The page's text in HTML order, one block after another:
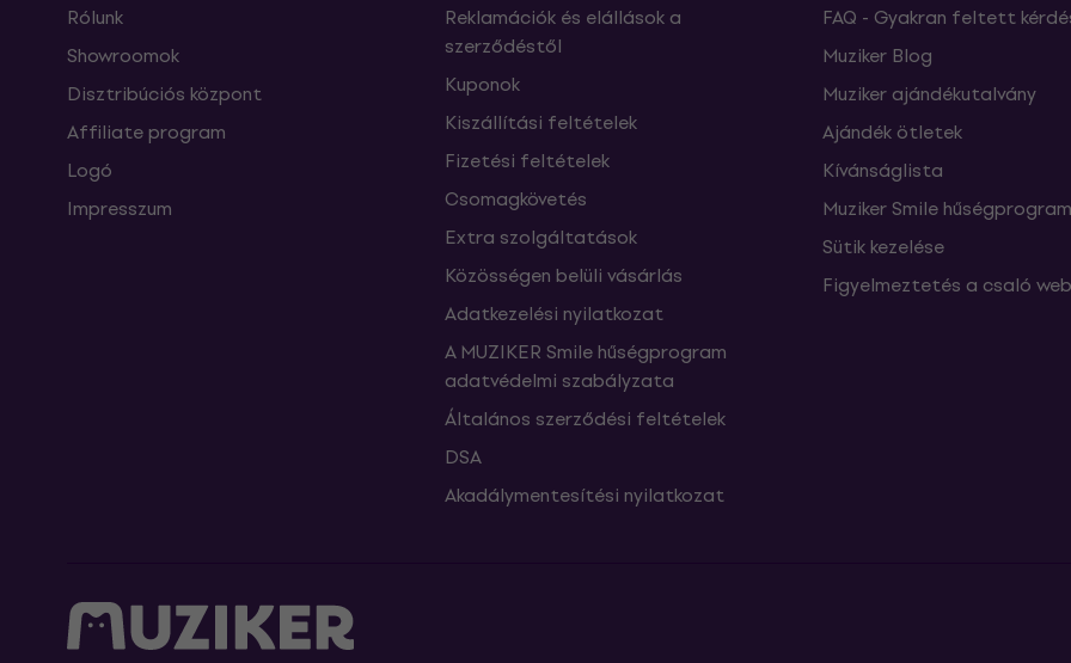
Rólunk
Showroomok
Disztribúciós központ
Affiliate program
Logó
Impresszum
Reklamációk és elállások a
szerződéstől
Kuponok
Kiszállítási feltételek
Fizetési feltételek
Csomagkövetés
Extra szolgáltatások
Közösségen belüli vásárlás
Adatkezelési nyilatkozat
A MUZIKER Smile hűségprogram
adatvédelmi szabályzata
Általános szerződési feltételek
DSA
Akadálymentesítési nyilatkozat
FAQ - Gyakran feltett
Muziker Blog
Muziker ajándékutalvány
Ajándék ötletek
Kívánságlista
Muziker Smile hűségprogram
Sütik kezelése
Figyelmeztetés a csaló